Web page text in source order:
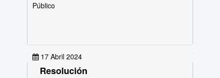
Público
17 Abril 2024
Resolución